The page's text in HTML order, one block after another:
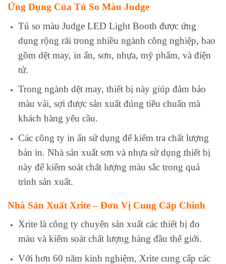
Ứng Dụng Của Tủ So Màu Judge
Tủ so màu Judge LED Light Booth được ứng
dụng rộng rãi trong nhiều ngành công nghiệp, bao
gồm dệt may, in ấn, sơn, nhựa, mỹ phẩm, và điện
tử.
Trong ngành dệt may, thiết bị này giúp đảm bảo
màu vải, sợi được sản xuất đúng tiêu chuẩn mà
khách hàng yêu cầu.
Các công ty in ấn sử dụng để kiểm tra chất lượng
bản in. Nhà sản xuất sơn và nhựa sử dụng thiết bị
này để kiểm soát chất lượng màu sắc trong quá
trình sản xuất.
Nhà Sản Xuất Xrite – Đơn Vị Cung Cấp Chính
Xrite là công ty chuyên sản xuất các thiết bị đo
màu và kiểm soát chất lượng hàng đầu thế giới.
Với hơn 60 năm kinh nghiệm, Xrite cung cấp các